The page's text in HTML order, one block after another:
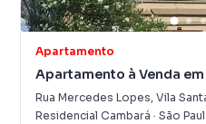
Apartamento
Apartamento à Venda
Rua Mercedes Lopes, Vila
Residencial Cambará · São